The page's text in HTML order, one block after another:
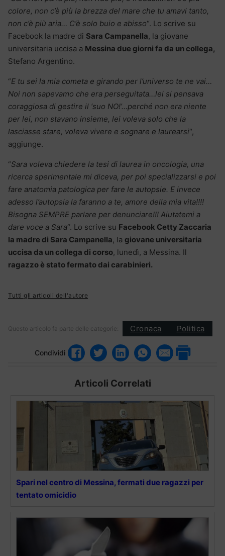
colore, non c’è più la brezza del mare che tu amavi tanto,
non c’è più aria… C’è solo buio e abisso“. Lo scrive su
Facebook la madre di Sara Campanella, la giovane
universitaria uccisa a Messina due giorni fa da un collega,
Stefano Argentino.
“E tu sei la mia cometa e girando per l’universo te ne vai…
Noi non sapevamo che era perseguitata…lei si pensava
coraggiosa di gestire il ‘suo NO!’…perché non era niente
per lei, non stavano insieme, lei voleva solo che la
lasciasse stare, voleva vivere e sognare e laurearsi“,
aggiunge.
“Sara voleva chiedere la tesi di laurea in oncologia, una
ricerca sperimentale mi diceva, per poi specializzarsi e poi
fare anatomia patologica per fare le autopsie. E invece
adesso l’autopsia la faranno a te, amore della mia vita!!!!
Bisogna SEMPRE parlare per denunciare!!! Aiutatemi a
dare voce a Sara“. Lo scrive su Facebook Cetty Zaccaria
la madre di Sara Campanella, la giovane universitaria
uccisa da un collega di corso, lunedì, a Messina. Il
ragazzo è stato fermato dai carabinieri.
Tutti gli articoli dell'autore
Questo articolo fa parte delle categorie: Cronaca Politica
Condividi
Articoli Correlati
Spari nel centro di Messina, fermati due ragazzi per
tentato omicidio